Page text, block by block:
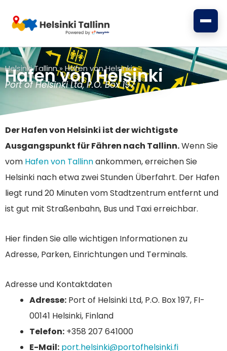
Inhalt
springen
Helsinki Tallinn» Hafen von Helsinki
Hafen von Helsinki
Port of Helsinki Ltd, P.O. Box 197
Der Hafen von Helsinki ist der wichtigste
Ausgangspunkt für Fähren nach Tallinn.Wenn Sie
vom Hafen von Tallinnankommen, erreichen Sie
Helsinki nach etwa zwei Stunden Überfahrt. Der Hafen
liegt rund 20 Minuten vom Stadtzentrum entfernt und
ist gut mit Straßenbahn, Bus und Taxi erreichbar.
Hier finden Sie alle wichtigen Informationen zu
Adresse, Parken, Einrichtungen und Terminals.
Adresse und Kontaktdaten
Adresse: Port of Helsinki Ltd, P.O. Box 197, FI-
00141 Helsinki, Finland
Telefon: +358 207 641000
E-Mail: port.helsinki@portofhelsinki.fi